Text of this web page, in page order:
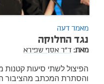
מאמר דעה
נגד החלוקה
מאת: ד"ר אסף שפירא
הפיצול לשתי סיעות
והסתרת המכתב מהציבור